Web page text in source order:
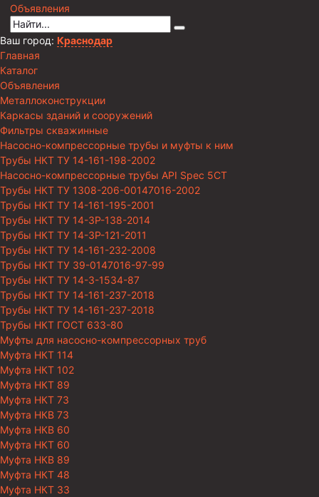
Объявления
Ваш город: Краснодар
Главная
Каталог
Объявления
Металлоконструкции
Каркасы зданий и сооружений
Фильтры скважинные
Насосно-компрессорные трубы и муфты к ним
Трубы НКТ ТУ 14-161-198-2002
Насосно-компрессорные трубы API Spec 5CT
Трубы НКТ ТУ 1308-206-00147016-2002
Трубы НКТ ТУ 14-161-195-2001
Трубы НКТ ТУ 14-3Р-138-2014
Трубы НКТ ТУ 14-3Р-121-2011
Трубы НКТ ТУ 14-161-232-2008
Трубы НКТ ТУ 39-0147016-97-99
Трубы НКТ ТУ 14-3-1534-87
Трубы НКТ ТУ 14-161-237-2018
Трубы НКТ ТУ 14-161-237-2018
Трубы НКТ ГОСТ 633-80
Муфты для насосно-компрессорных труб
Муфта НКТ 114
Муфта НКТ 102
Муфта НКТ 89
Муфта НКТ 73
Муфта НКВ 73
Муфта НКВ 60
Муфта НКТ 60
Муфта НКВ 89
Муфта НКТ 48
Муфта НКТ 33